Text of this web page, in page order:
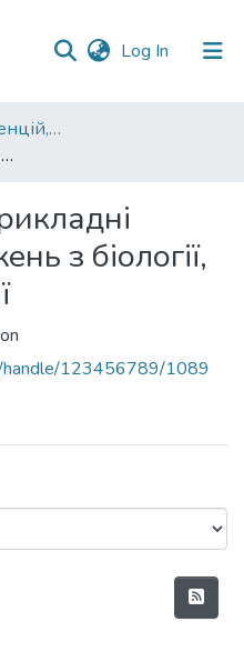
Log In (current)
Матеріали конференцій, семінарів, читань
Теоретичні та прикладні аспекти досліджень з біології, географії та хімії
з біології,
handle/123456789/1089